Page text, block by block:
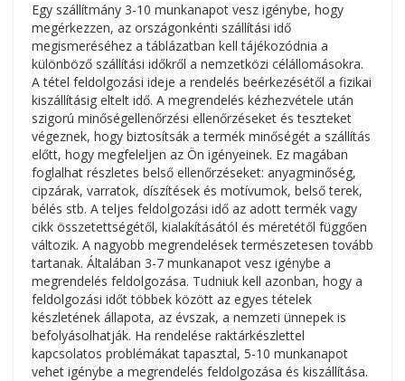
Egy szállítmány 3-10 munkanapot vesz igénybe, hogy
megérkezzen, az országonkénti szállítási idő
megismeréséhez a táblázatban kell tájékozódnia a
különböző szállítási időkről a nemzetközi célállomásokra.
A tétel feldolgozási ideje a rendelés beérkezésétől a fizikai
kiszállításig eltelt idő. A megrendelés kézhezvétele után
szigorú minőségellenőrzési ellenőrzéseket és teszteket
végeznek, hogy biztosítsák a termék minőségét a szállítás
előtt, hogy megfeleljen az Ön igényeinek. Ez magában
foglalhat részletes belső ellenőrzéseket: anyagminőség,
cipzárak, varratok, díszítések és motívumok, belső terek,
bélés stb. A teljes feldolgozási idő az adott termék vagy
cikk összetettségétől, kialakításától és méretétől függően
változik. A nagyobb megrendelések természetesen tovább
tartanak. Általában 3-7 munkanapot vesz igénybe a
megrendelés feldolgozása. Tudniuk kell azonban, hogy a
feldolgozási időt többek között az egyes tételek
készletének állapota, az évszak, a nemzeti ünnepek is
befolyásolhatják. Ha rendelése raktárkészlettel
kapcsolatos problémákat tapasztal, 5-10 munkanapot
vehet igénybe a megrendelés feldolgozása és kiszállítása.